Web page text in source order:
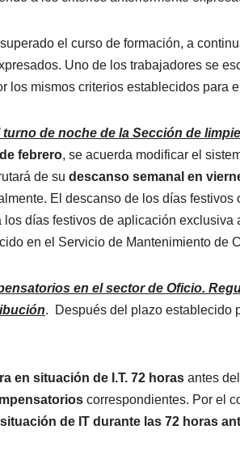
el curso de formación, a
Uno de los trabajadores se
los mismos criterios establecidos para
de noche de la Sección de
febrero, se acuerda modificar el
de su descanso semanal en
El descanso de los días festivos
los días festivos de aplicación
en el Servicio de Mantenimiento de
en el sector de Oficio.
. Después del plazo establecido
en situación de I.T. 72 horas antes
correspondientes. Por el
de IT durante las 72 horas